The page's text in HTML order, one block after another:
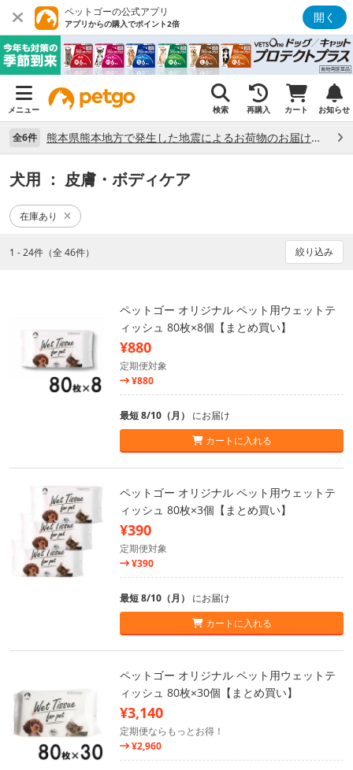
ペットゴーの公式アプリ
アプリからの購入でポイント2倍 開く
メニュー 検索 再購入 カート お知らせ
全6件 熊本県熊本地方で発生した地震によるお荷物のお届け状況について （7/28）
犬用 ： 皮膚・ボディケア
在庫あり
1 - 24件（全 46件） 絞り込み
ペットゴー オリジナル ペット用ウェットテ
ィッシュ 80枚×8個【まとめ買い】
¥880
定期便対象
¥880
最短 8/10（月） にお届け
カートに入れる
ペットゴー オリジナル ペット用ウェットテ
ィッシュ 80枚×3個【まとめ買い】
¥390
定期便対象
¥390
最短 8/10（月） にお届け
カートに入れる
ペットゴー オリジナル ペット用ウェットテ
ィッシュ 80枚×30個【まとめ買い】
¥3,140
定期便ならもっとお得！
¥2,960